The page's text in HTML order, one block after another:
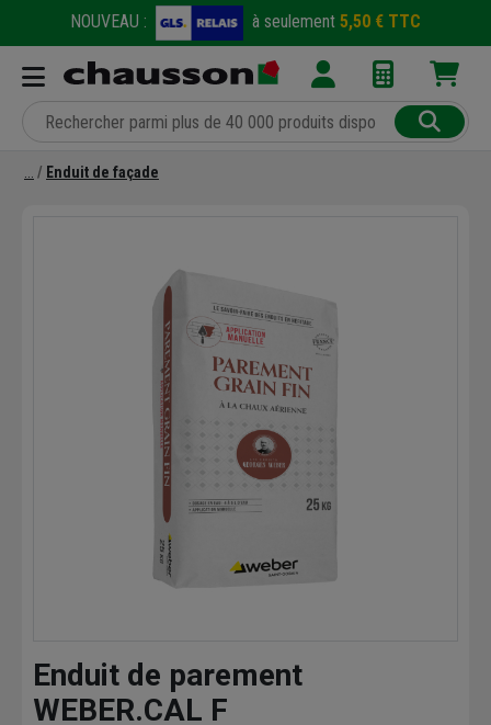
NOUVEAU : à seulement 5,50 € TTC
Enduit de façade
Enduit de parement
WEBER.CAL F